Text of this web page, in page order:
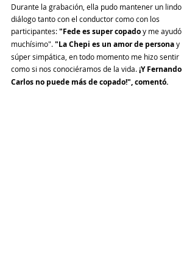
Durante la grabación, ella pudo mantener un lindo
diálogo tanto con el conductor como con los
participantes: "Fede es super copado y me ayudó
muchísimo". "La Chepi es un amor de persona y
súper simpática, en todo momento me hizo sentir
como si nos conociéramos de la vida. ¡Y Fernando
Carlos no puede más de copado!", comentó.